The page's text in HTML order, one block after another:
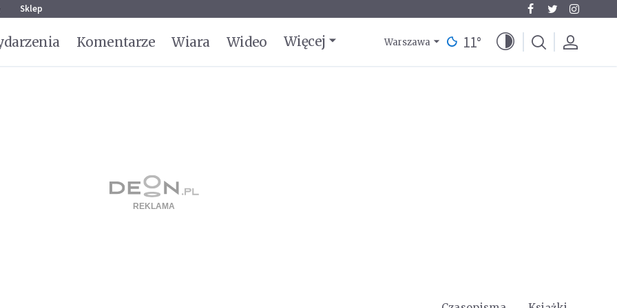
Sklep
Komentarze Wiara Wideo Więcej Warszawa 11°